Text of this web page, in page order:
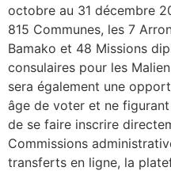
octobre au 31 décembre
815 Communes, les 7
Bamako et 48 Missions
consulaires pour les
sera également une
âge de voter et ne
de se faire inscrire
Commissions
transferts en ligne, la